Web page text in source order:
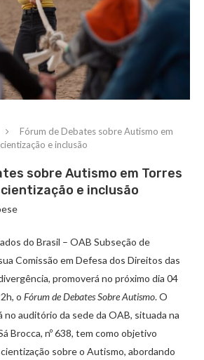
Fórum de Debates sobre Autismo em
e inclusão
sobre Autismo em Torres
e inclusão
do Brasil – OAB Subseção de
Comissão em Defesa dos Direitos das
promoverá no próximo dia 04
o Fórum de Debates Sobre Autismo. O
auditório da sede da OAB, situada na
Brocca, nº 638, tem como objetivo
sobre o Autismo, abordando